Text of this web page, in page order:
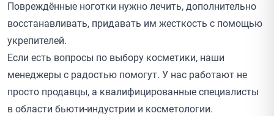
Повреждённые ноготки нужно лечить, дополнительно
восстанавливать, придавать им жесткость с помощью
укрепителей.
Если есть вопросы по выбору косметики, наши
менеджеры с радостью помогут. У нас работают не
просто продавцы, а квалифицированные специалисты
в области бьюти-индустрии и косметологии.